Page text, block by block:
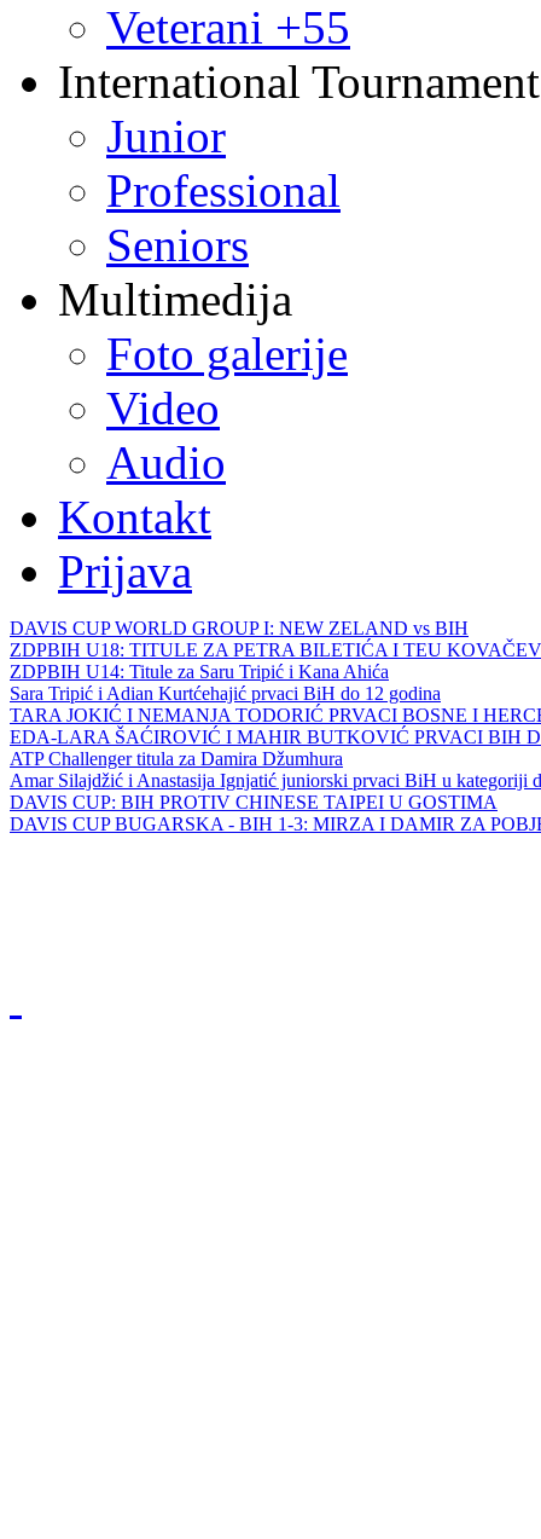
Veterani +55
International
Junior
Professional
Seniors
Multimedija
Foto galerije
Video
Audio
Kontakt
Prijava
DAVIS CUP WORLD GROUP I: NEW ZELAND vs BIH
ZDPBIH U18: TITULE ZA PETRA BILETIĆA I TEU
ZDPBIH U14: Titule za Saru Tripić i Kana Ahića
Sara Tripić i Adian Kurtćehajić prvaci BiH do 12 godina
TARA JOKIĆ I NEMANJA TODORIĆ PRVACI BOSNE I
EDA-LARA ŠAĆIROVIĆ I MAHIR BUTKOVIĆ PRVACI BIH
ATP Challenger titula za Damira Džumhura
Amar Silajdžić i Anastasija Ignjatić juniorski prvaci BiH u kategoriji
DAVIS CUP: BIH PROTIV CHINESE TAIPEI U GOSTIMA
DAVIS CUP BUGARSKA - BIH 1-3: MIRZA I DAMIR ZA